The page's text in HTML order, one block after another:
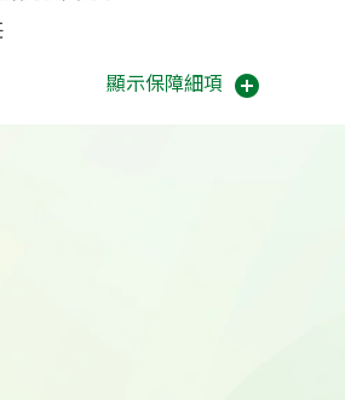
顯示保障細項